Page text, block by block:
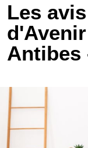
Les
Antibes